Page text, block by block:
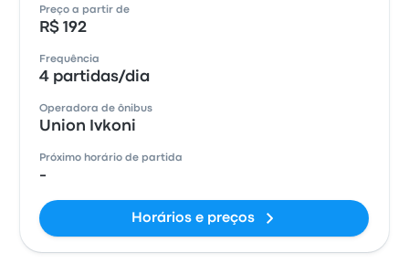
Preço a partir de
R$ 192
Frequência
4 partidas/dia
Operadora de ônibus
Union Ivkoni
Próximo horário de partida
-
Horários e preços